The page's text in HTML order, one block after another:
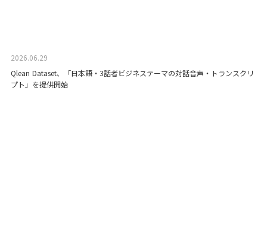
2026.06.29
Qlean Dataset、「日本語・3話者ビジネステーマの対話音声・トランスクリ
プト」を提供開始